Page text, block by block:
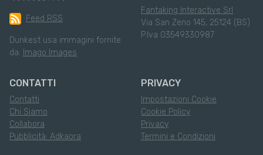
Feed RSS
Dunkest usa immagini fornite
da: Imago Images
Fantaking Interactive Srl
Via San Zeno 145, 25124 (BS)
P.Iva 03549330987
CONTATTI
Contatti
Chi Siamo
Collabora
Pubblicità: Adkaora
PRIVACY
Impostazioni Cookie
Cookie Policy
Privacy
Termini e Condizioni